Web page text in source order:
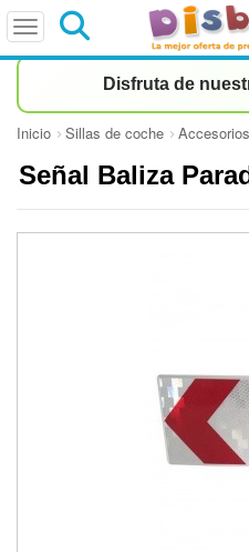
Disfruta de
Inicio Sillas de coche
Señal Baliza